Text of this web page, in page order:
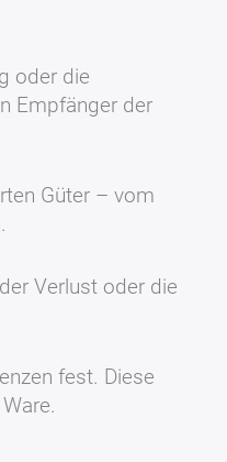
oder die
Empfänger der
Güter – vom
Verlust oder die
fest. Diese